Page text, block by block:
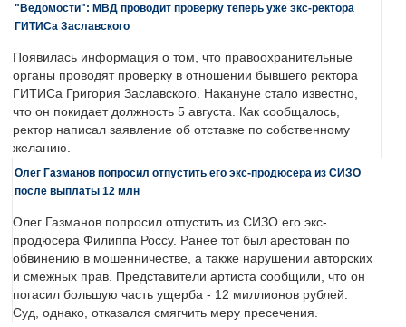
"Ведомости": МВД проводит проверку теперь уже экс-ректора
ГИТИСа Заславского
Появилась информация о том, что правоохранительные
органы проводят проверку в отношении бывшего ректора
ГИТИСа Григория Заславского. Накануне стало известно,
что он покидает должность 5 августа. Как сообщалось,
ректор написал заявление об отставке по собственному
желанию.
Олег Газманов попросил отпустить его экс-продюсера из СИЗО
после выплаты 12 млн
Олег Газманов попросил отпустить из СИЗО его экс-
продюсера Филиппа Россу. Ранее тот был арестован по
обвинению в мошенничестве, а также нарушении авторских
и смежных прав. Представители артиста сообщили, что он
погасил большую часть ущерба - 12 миллионов рублей.
Суд, однако, отказался смягчить меру пресечения.